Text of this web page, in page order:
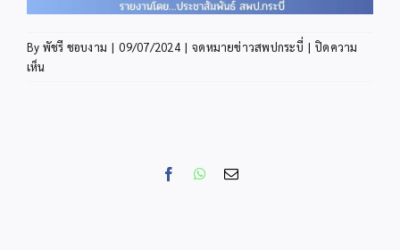
By พัชรี ชอบงาม | 09/07/2024 | จดหมายข่าวสพปกระบี่ | ปิดความ
เห็น
FacebookWhatsApp
Email